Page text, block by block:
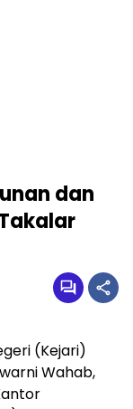
dan
(Kejari)
Wahab,